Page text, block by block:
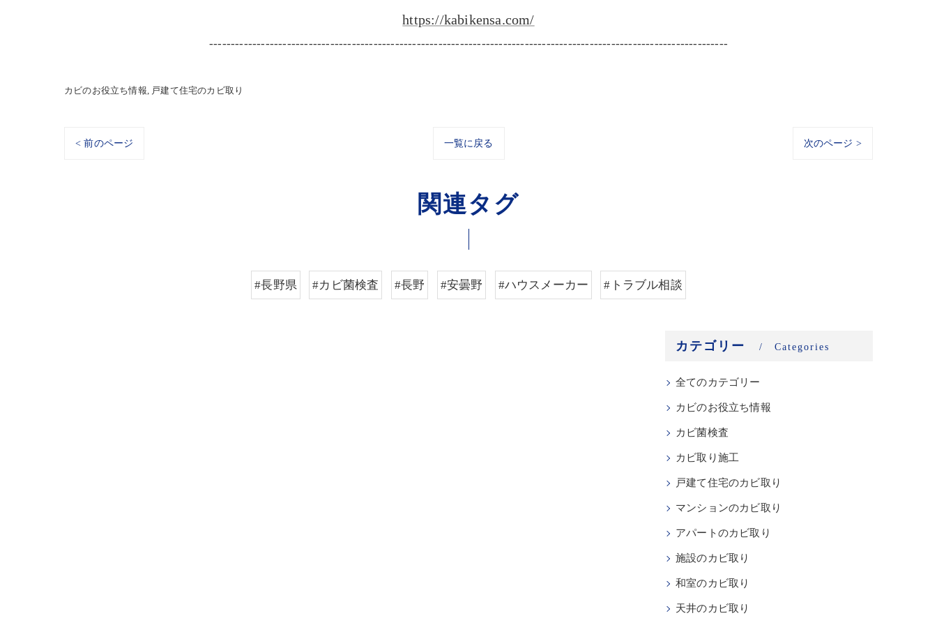
https://kabikensa.com/
------------------------------------------------------------------------------------------------------------------------
カビのお役立ち情報 戸建て住宅のカビ取り
< 前のページ 一覧に戻る 次のページ >
関連タグ
#長野県 #カビ菌検査 #長野 #安曇野 #ハウスメーカー #トラブル相談
カテゴリー Categories
全てのカテゴリー
カビのお役立ち情報
カビ菌検査
カビ取り施工
戸建て住宅のカビ取り
マンションのカビ取り
アパートのカビ取り
施設のカビ取り
和室のカビ取り
天井のカビ取り